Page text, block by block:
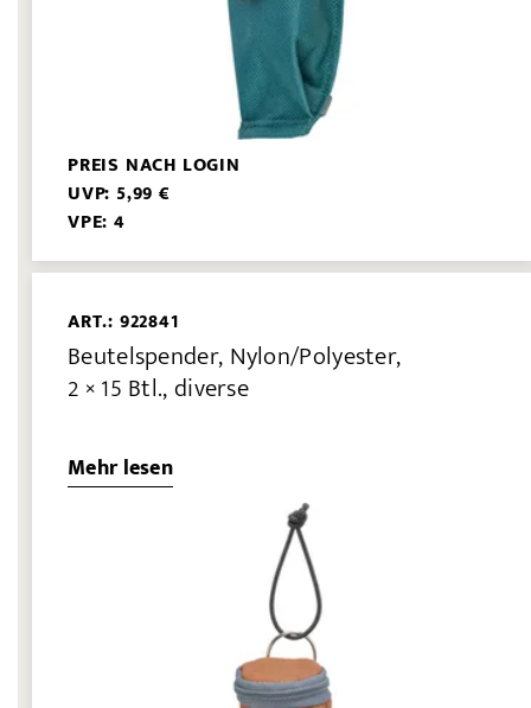
PREIS NACH LOGIN
UVP: 5,99 €
VPE: 4
ART.: 922841
Beutelspender, Nylon/Polyester,
2 × 15 Btl., diverse
Mehr lesen